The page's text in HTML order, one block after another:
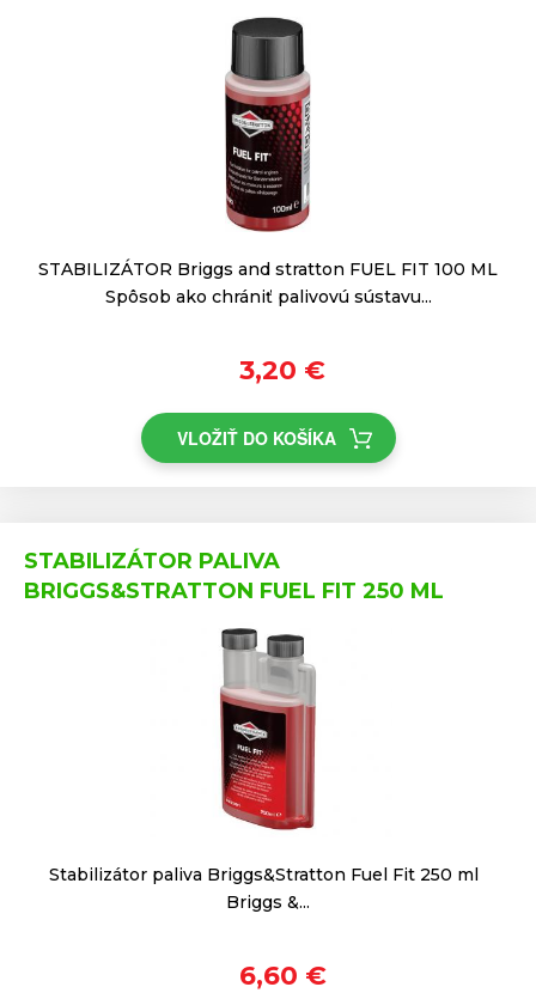
STABILIZÁTOR Briggs and stratton FUEL FIT 100 ML
Spôsob ako chrániť palivovú sústavu...
3,20 €
VLOŽIŤ DO KOŠÍKA
STABILIZÁTOR PALIVA
BRIGGS&STRATTON FUEL FIT 250 ML
Stabilizátor paliva Briggs&Stratton Fuel Fit 250 ml
Briggs &...
6,60 €